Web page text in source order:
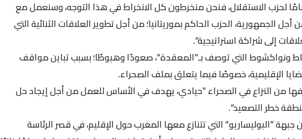
لحزب الاستقلال، فنحن منخرطون كل الانخراط في هذا التوجه، وسنعمل مع
أجل الجمهورية، الحزب الحاكم بموريتانيا؛ من أجل تطوير العلاقات الثنائية التي
إلى شراكة استراتيجية“.
ونواكشوط التي توصف بـ“المعقدة“، صعودًا وهبوطًا؛ بسبب تباين مواقف
الإقليمية، خصوصًا فيما يتعلق بملف الصحراء.
من النزاع في الصحراء ”حيادي، يهدف في الأساس للعمل من أجل إيجاد حل
خطر التصعيد“.
”البوليساريو“ التي تتنازع معها المغرب حول الإقليم، في قصر الرئاسة